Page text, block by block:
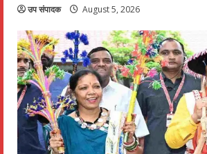
उप संपादक August 5, 2026